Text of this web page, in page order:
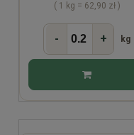
( 1 kg = 62,90 zł )
- + kg